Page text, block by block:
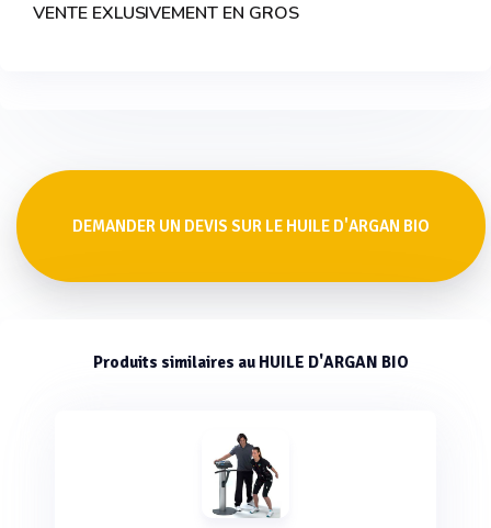
VENTE EXLUSIVEMENT EN GROS
DEMANDER UN DEVIS SUR LE HUILE D'ARGAN BIO
Produits similaires au HUILE D'ARGAN BIO